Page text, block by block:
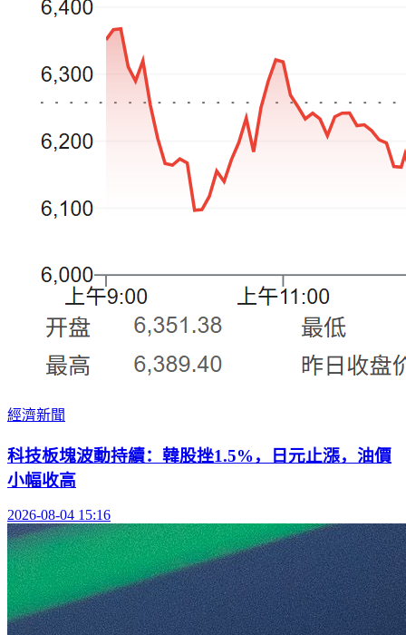
經濟新聞
科技板塊波動持續：韓股挫1.5%，日元止漲，油價
小幅收高
2026-08-04 15:16